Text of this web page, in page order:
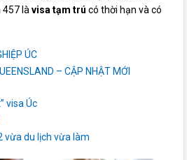
457 làvisa tạm trú có thời hạn và có
ÚC
– CẬP NHẬT MỚI
visa Úc
vừa du lịch vừa làm